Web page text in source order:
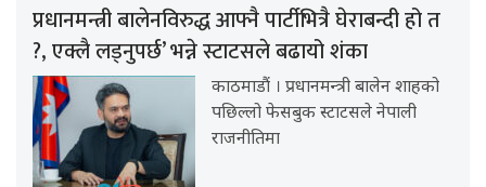
प्रधानमन्त्री बालेनविरुद्ध आफ्नै पार्टीभित्रै घेराबन्दी हो त
?, एक्लै लड्नुपर्छ’ भन्ने स्टाटसले बढायो शंका
काठमाडौं । प्रधानमन्त्री बालेन शाहको
पछिल्लो फेसबुक स्टाटसले नेपाली
राजनीतिमा